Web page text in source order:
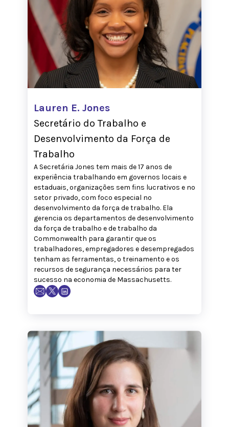
Lauren E. Jones
Secretário do Trabalho e
Desenvolvimento da Força de
Trabalho
A Secretária Jones tem mais de 17 anos de
experiência trabalhando em governos locais e
estaduais, organizações sem fins lucrativos e no
setor privado, com foco especial no
desenvolvimento da força de trabalho. Ela
gerencia os departamentos de desenvolvimento
da força de trabalho e de trabalho da
Commonwealth para garantir que os
trabalhadores, empregadores e desempregados
tenham as ferramentas, o treinamento e os
recursos de segurança necessários para ter
sucesso na economia de Massachusetts.